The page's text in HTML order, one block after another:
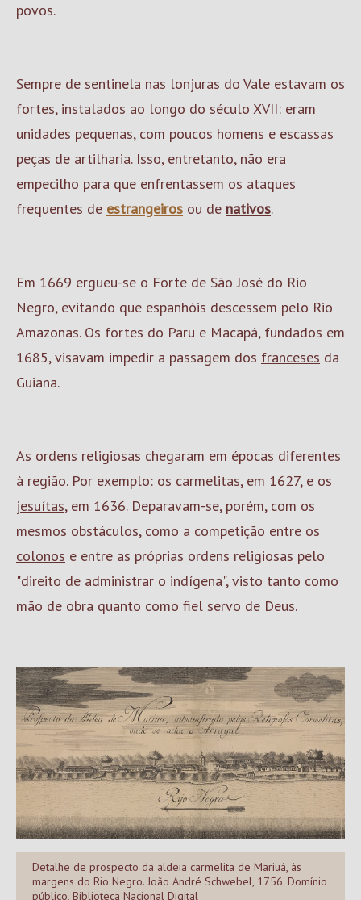
povos.
Sempre de sentinela nas lonjuras do Vale estavam os
fortes, instalados ao longo do século XVII: eram
unidades pequenas, com poucos homens e escassas
peças de artilharia. Isso, entretanto, não era
empecilho para que enfrentassem os ataques
frequentes de estrangeiros ou de nativos.
Em 1669 ergueu-se o Forte de São José do Rio
Negro, evitando que espanhóis descessem pelo Rio
Amazonas. Os fortes do Paru e Macapá, fundados em
1685, visavam impedir a passagem dos franceses da
Guiana.
As ordens religiosas chegaram em épocas diferentes
à região. Por exemplo: os carmelitas, em 1627, e os
jesuítas, em 1636. Deparavam-se, porém, com os
mesmos obstáculos, como a competição entre os
colonos e entre as próprias ordens religiosas pelo
"direito de administrar o indígena", visto tanto como
mão de obra quanto como fiel servo de Deus.
Detalhe de prospecto da aldeia carmelita de Mariuá, às
margens do Rio Negro. João André Schwebel, 1756. Domínio
público, Biblioteca Nacional Digital